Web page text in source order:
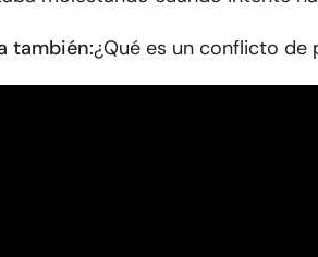
también:¿Qué es un conflicto de